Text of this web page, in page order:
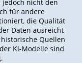
jedoch nicht den
für andere
die Qualität
Daten ausreicht
Quellen
KI-Modelle sind